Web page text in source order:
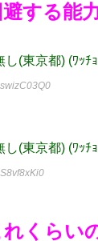
する能
(東京都) (ﾜｯﾁ
(東京都) (ﾜｯﾁ
くらい